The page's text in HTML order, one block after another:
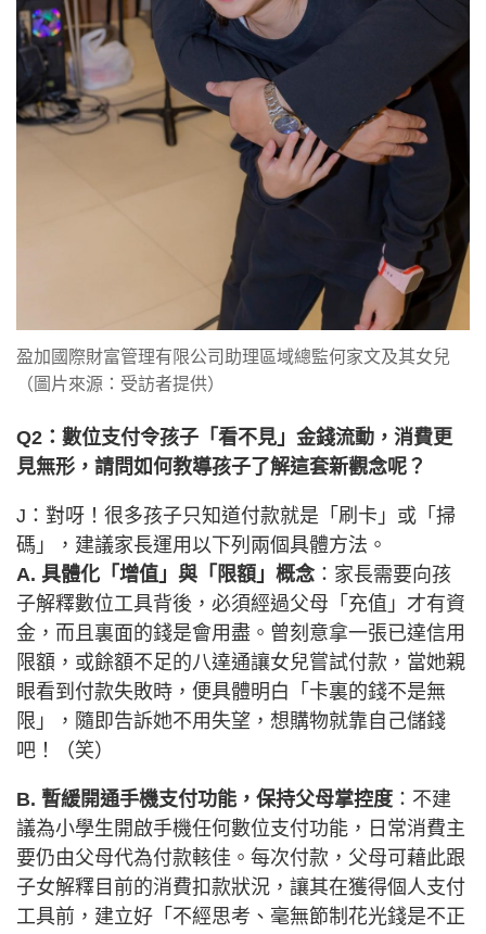
盈加國際財富管理有限公司助理區域總監何家文及其女兒
（圖片來源：受訪者提供）
Q2：數位支付令孩子「看不見」金錢流動，消費更
見無形，請問如何教導孩子了解這套新觀念呢？
J：對呀！很多孩子只知道付款就是「刷卡」或「掃
碼」，建議家長運用以下列兩個具體方法。
A. 具體化「增值」與「限額」概念：家長需要向孩
子解釋數位工具背後，必須經過父母「充值」才有資
金，而且裏面的錢是會用盡。曾刻意拿一張已達信用
限額，或餘額不足的八達通讓女兒嘗試付款，當她親
眼看到付款失敗時，便具體明白「卡裏的錢不是無
限」，隨即告訴她不用失望，想購物就靠自己儲錢
吧！（笑）
B. 暫緩開通手機支付功能，保持父母掌控度 ：不建
議為小學生開啟手機任何數位支付功能，日常消費主
要仍由父母代為付款輆佳。每次付款，父母可藉此跟
子女解釋目前的消費扣款狀況，讓其在獲得個人支付
工具前，建立好「不經思考、毫無節制花光錢是不正